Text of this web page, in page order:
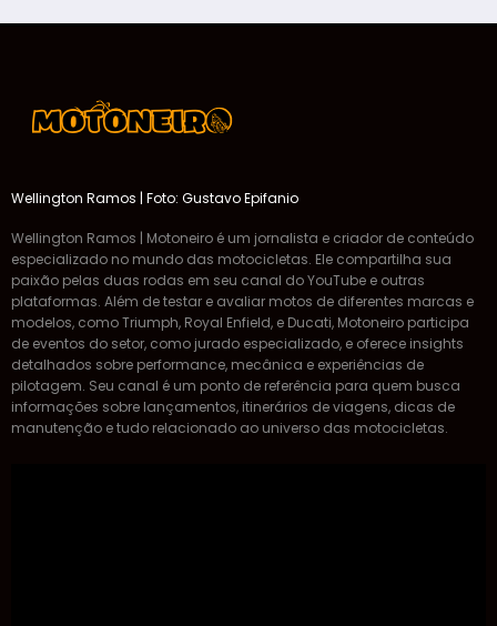
Wellington Ramos | Motoneiro é um jornalista e criador de conteúdo
especializado no mundo das motocicletas. Ele compartilha sua
paixão pelas duas rodas em seu canal do YouTube e outras
plataformas. Além de testar e avaliar motos de diferentes marcas e
modelos, como Triumph, Royal Enfield, e Ducati, Motoneiro participa
de eventos do setor, como jurado especializado, e oferece insights
detalhados sobre performance, mecânica e experiências de
pilotagem. Seu canal é um ponto de referência para quem busca
informações sobre lançamentos, itinerários de viagens, dicas de